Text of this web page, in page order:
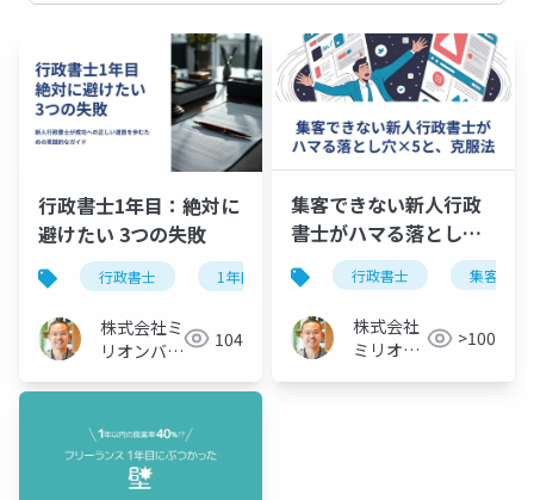
行政書士1年目：絶対に
避けたい 3つの失敗
行政書士 1年目 失敗
株式会社ミ
リオンバリ
104
集客できない新人行政
書士がハマる落とし穴
×5と、克服法
行政書士 集客でき
株式会社
ミリオン
>100